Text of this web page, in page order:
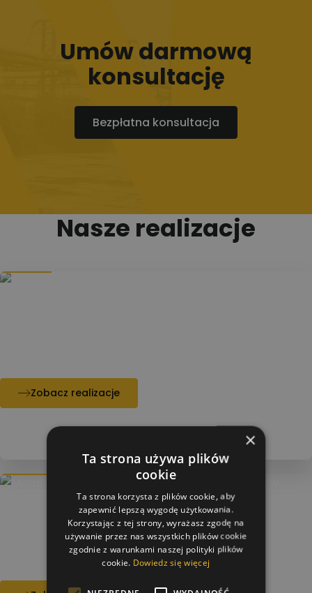
Umów darmową
konsultację
Bezpłatna konsultacja
Nasze realizacje
Zobacz realizacje
Przygotowanie konstrukcji-
lądowisko dla helikoptera na
szpitalu w Ostrowcu Świętokrzyskim
Ostrowiec Świętokrzyski
×
Ta strona używa plików
cookie
Ta strona korzysta z plików cookie, aby
zapewnić lepszą wygodę użytkowania.
Korzystając z tej strony, wyrażasz zgodę na
używanie przez nas wszystkich plików cookie
zgodnie z warunkami naszej polityki plików
cookie. Dowiedz się więcej